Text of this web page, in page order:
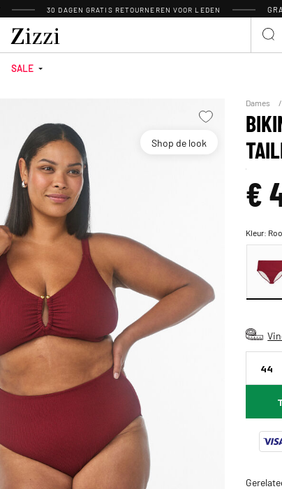
30 DAGEN GRATIS RETOURNEREN VOOR LEDEN
SALE
Shop de look
Dames
€
Kleur:
44